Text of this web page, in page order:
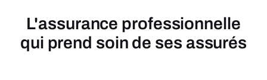
L'assurance professionnelle
qui prend soin de ses assurés